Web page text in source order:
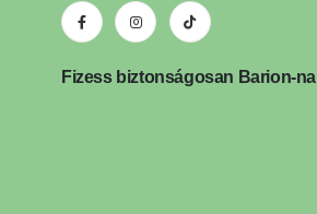
Fizess biztonságosan Barion-nal